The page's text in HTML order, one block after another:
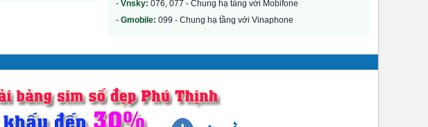
- Vnsky: 076, 077 - Chung hạ tầng với Mobifone
- Gmobile: 099 - Chung hạ tầng với Vinaphone